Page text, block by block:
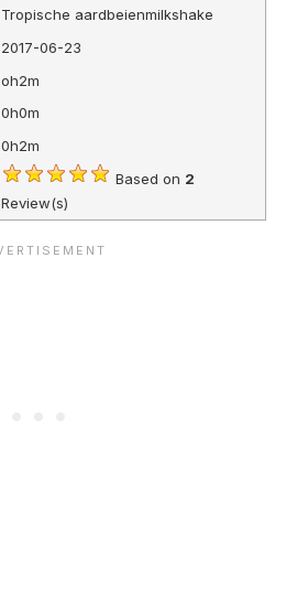
Tropische aardbeienmilkshake
2017-06-23
oh2m
0h0m
0h2m
Based on 2
Review(s)